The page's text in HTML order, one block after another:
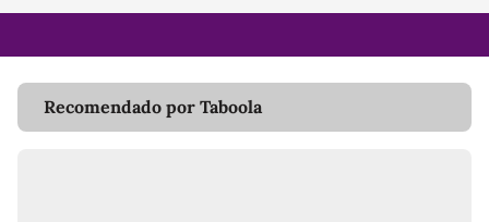
Recomendado por Taboola